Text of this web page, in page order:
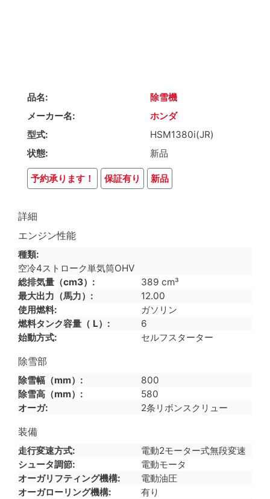
品名
除雪機
メーカー名
ホンダ
型式
HSM1380i(JR)
状態
新品
予約承ります！ 保証有り 新品
詳細
エンジン性能
種類
空冷4ストローク単気筒OHV
総排気量（cm3）
389 cm³
最大出力（馬力）
12.00
使用燃料
ガソリン
燃料タンク容量（ L）
6
始動方式
セルフスターター
除雪部
除雪幅（mm）
800
除雪高（mm）
580
オーガ
2条リボンスクリュー
装備
走行変速方式
電動2モーター式無段変速
シュータ調節
電動モータ
オーガリフティング機構
電動油圧
オーガローリング機構
有り